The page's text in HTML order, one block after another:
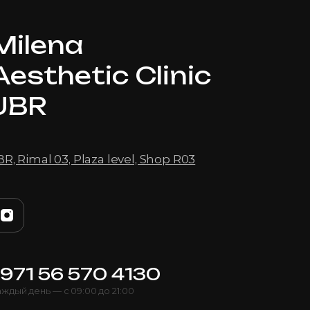
Clinic
Rimal 03, Plaza level, Shop R03
56 570 4130
день — с 09:00 до 21:00